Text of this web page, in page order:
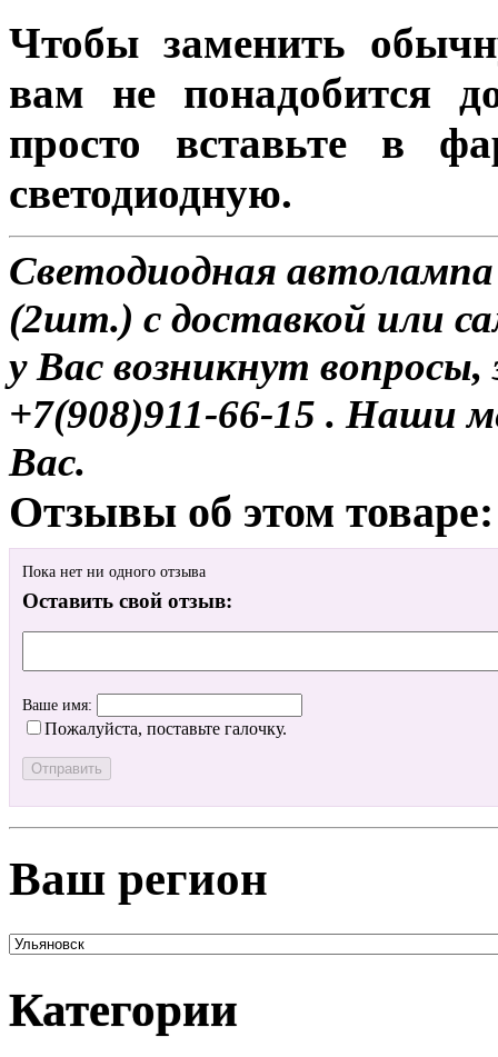
Чтобы заменить
вам не понадобится
просто вставьте в
светодиодную.
Светодиодная
(2шт.) с доставкой или
у Вас возникнут
+7(908)911-66-15 . Наши
Вас.
Отзывы об этом товаре:
Пока нет ни одного отзыва
Оставить свой отзыв:
Ваше имя:
Пожалуйста, поставьте галочку.
Ваш регион
Категории